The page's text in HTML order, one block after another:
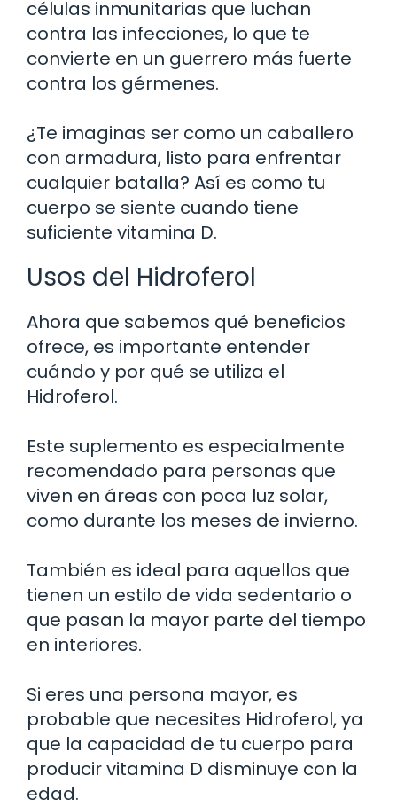
células inmunitarias que luchan
contra las infecciones, lo que te
convierte en un guerrero más fuerte
contra los gérmenes.
¿Te imaginas ser como un caballero
con armadura, listo para enfrentar
cualquier batalla? Así es como tu
cuerpo se siente cuando tiene
suficiente vitamina D.
Usos del Hidroferol
Ahora que sabemos qué beneficios
ofrece, es importante entender
cuándo y por qué se utiliza el
Hidroferol.
Este suplemento es especialmente
recomendado para personas que
viven en áreas con poca luz solar,
como durante los meses de invierno.
También es ideal para aquellos que
tienen un estilo de vida sedentario o
que pasan la mayor parte del tiempo
en interiores.
Si eres una persona mayor, es
probable que necesites Hidroferol, ya
que la capacidad de tu cuerpo para
producir vitamina D disminuye con la
edad.